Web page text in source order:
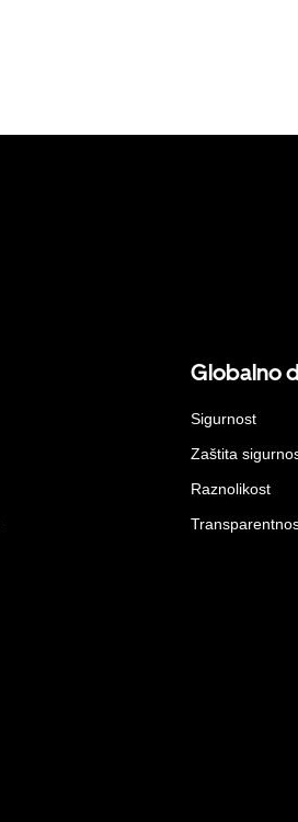
Globalno
Sigurnost
Zaštita
Raznolikost